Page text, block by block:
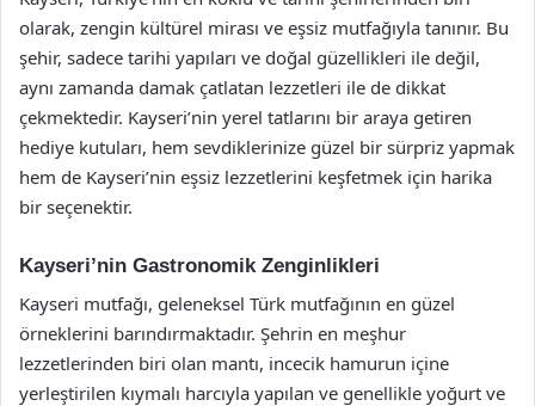
olarak, zengin kültürel mirası ve eşsiz mutfağıyla tanınır. Bu
şehir, sadece tarihi yapıları ve doğal güzellikleri ile değil,
aynı zamanda damak çatlatan lezzetleri ile de dikkat
çekmektedir. Kayseri’nin yerel tatlarını bir araya getiren
hediye kutuları, hem sevdiklerinize güzel bir sürpriz yapmak
hem de Kayseri’nin eşsiz lezzetlerini keşfetmek için harika
bir seçenektir.
Kayseri’nin Gastronomik Zenginlikleri
Kayseri mutfağı, geleneksel Türk mutfağının en güzel
örneklerini barındırmaktadır. Şehrin en meşhur
lezzetlerinden biri olan mantı, incecik hamurun içine
yerleştirilen kıymalı harcıyla yapılan ve genellikle yoğurt ve